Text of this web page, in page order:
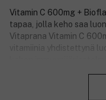
Vitamin C 600mg +
tapaa, jolla keho saa
Vitaprana Vitamin C
vitamiinia yhdistettynä
luonnollisia C-vitamiinin